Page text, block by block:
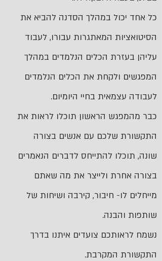
כל אחד יכול במהלך הסדנה להביא את
הסיטואציות המאתגרות עבורו, לעבוד
עליהן בעזרת הכלים הנלמדים במהלך
המפגשים ולקחת את הכלים הנלמדים
לעבודה עצמאית בחיי היומיום.
כבר מהמפגש הראשון תוכלו לראות את
התקשורת שלכם עם אנשים בצורה
שונה, תוכלו להתייחס לדברים הנאמרים
בצורה אחרת ולייצר את מה שאתם
מייחלים לו- חיבור, קירבה ושיחות של
שותפות והבנה.
נשמח לראותכם צועדים איתנו בדרך
התקשורת המקרבת.